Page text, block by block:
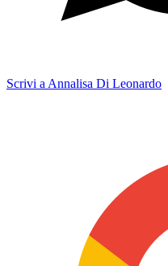
Scrivi a Annalisa Di Leonardo